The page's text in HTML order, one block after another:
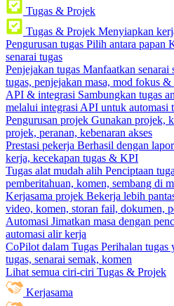
Tugas & Projek
Tugas & Projek Menyiapkan
Pengurusan tugas Pilih antara papan
senarai tugas
Penjejakan tugas Manfaatkan senarai
tugas, penjejakan masa, mod fokus &
API & integrasi Sambungkan tugas
melalui integrasi API untuk automasi
Pengurusan projek Gunakan projek,
projek, peranan, kebenaran akses
Prestasi pekerja Berhasil dengan
kerja, kecekapan tugas & KPI
Tugas alat mudah alih Penciptaan
pemberitahuan, komen, sembang di
Kerjasama projek Bekerja lebih
video, komen, storan fail, dokumen,
Automasi Jimatkan masa dengan
automasi alir kerja
CoPilot dalam Tugas Perihalan tugas
tugas, senarai semak, komen
Lihat semua ciri-ciri Tugas & Projek
Kerjasama